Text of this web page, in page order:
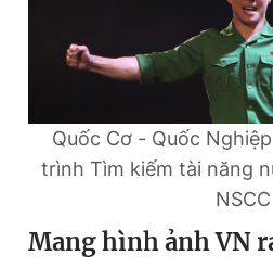
Quốc Cơ - Quốc
trình Tìm kiếm tài năng
NSCC
Mang hình ảnh VN